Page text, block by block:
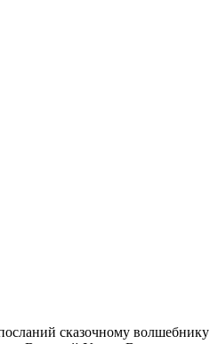
сказочному волшебнику